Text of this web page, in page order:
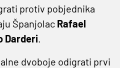
protiv pobjednika
Španjolac Rafael
Darderi.
dvoboje odigrati prvi